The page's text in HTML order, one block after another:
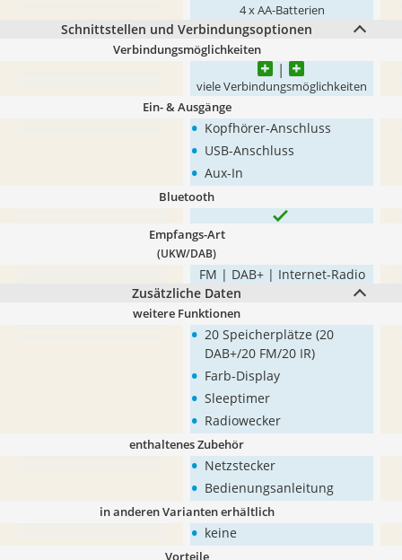
4 x AA-Batterien
Schnittstellen und Verbindungsoptionen
Verbindungsmöglichkeiten
viele Verbindungsmöglichkeiten
Ein- & Ausgänge
• Kopfhörer-Anschluss
• USB-Anschluss
• Aux-In
Bluetooth
Empfangs-Art
(UKW/DAB)
FM | DAB+ | Internet-Radio
Zusätzliche Daten
weitere Funktionen
• 20 Speicherplätze (20
DAB+/20 FM/20 IR)
• Farb-Display
• Sleeptimer
• Radiowecker
enthaltenes Zubehör
• Netzstecker
• Bedienungsanleitung
in anderen Varianten erhältlich
• keine
Vorteile